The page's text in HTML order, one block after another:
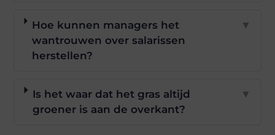
Hoe kunnen managers het
wantrouwen over salarissen
herstellen?
▼
Is het waar dat het gras altijd
groener is aan de overkant?
▼